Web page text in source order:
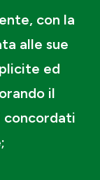
con la
alle sue
ed
il